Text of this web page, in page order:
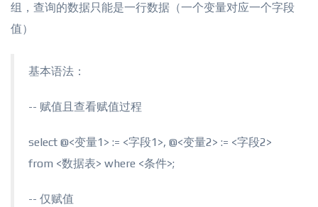
组，查询的数据只能是一行数据（一个变量对应一个字段
值）
基本语法：
-- 赋值且查看赋值过程
select @<变量1> := <字段1>, @<变量2> := <字段2>
from <数据表> where <条件>;
-- 仅赋值